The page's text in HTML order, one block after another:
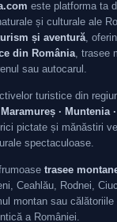
este platforma ta
și culturale ale
și aventură,
din România, trasee
sau autocarul.
turistice din
· Muntenia
pictate și mănăstiri
spectaculoase.
trasee
Ceahlău, Rodnei,
montan sau călătoriile
a României.